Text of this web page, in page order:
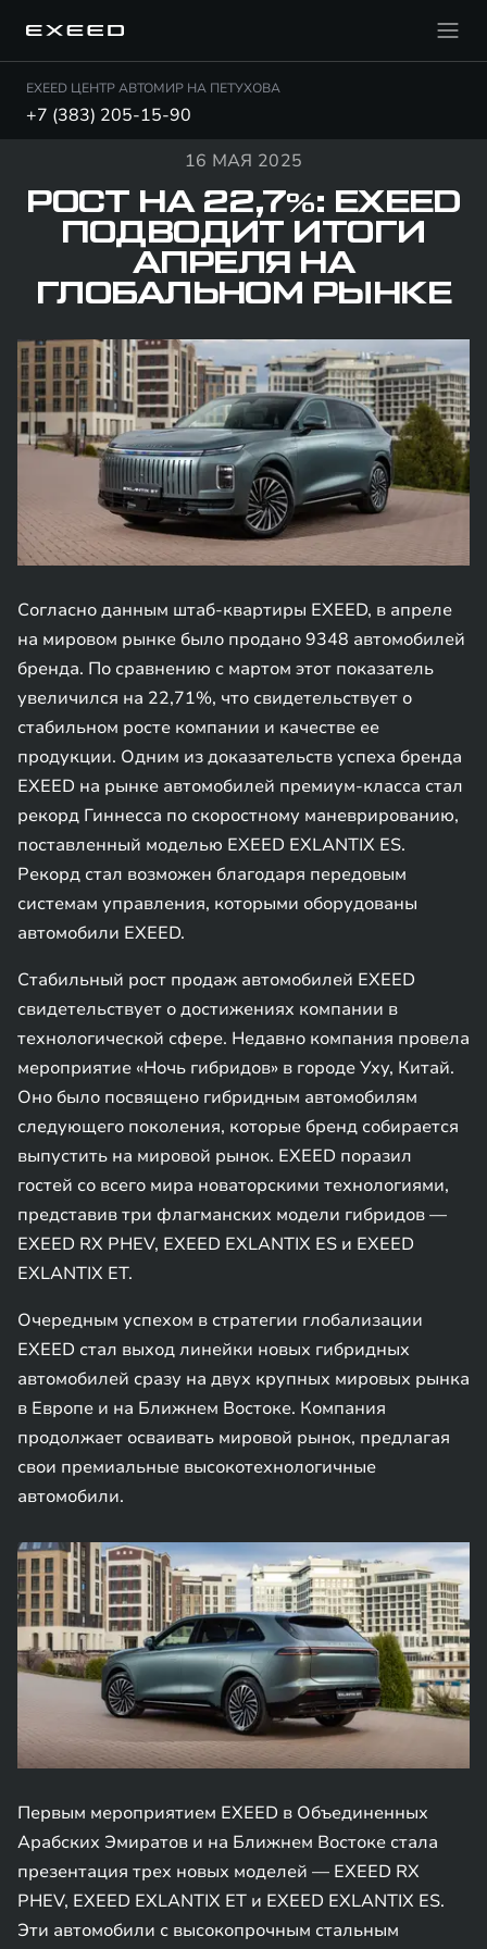
EXEED ЦЕНТР АВТОМИР НА ПЕТУХОВА
+7 (383) 205-15-90
16 МАЯ 2025
РОСТ НА 22,7%: EXEED
ПОДВОДИТ ИТОГИ
АПРЕЛЯ НА
ГЛОБАЛЬНОМ РЫНКЕ
Согласно данным штаб-квартиры EXEED, в апреле
на мировом рынке было продано 9348 автомобилей
бренда. По сравнению с мартом этот показатель
увеличился на 22,71%, что свидетельствует о
стабильном росте компании и качестве ее
продукции. Одним из доказательств успеха бренда
EXEED на рынке автомобилей премиум-класса стал
рекорд Гиннесса по скоростному маневрированию,
поставленный моделью EXEED EXLANTIX ES.
Рекорд стал возможен благодаря передовым
системам управления, которыми оборудованы
автомобили EXEED.
Стабильный рост продаж автомобилей EXEED
свидетельствует о достижениях компании в
технологической сфере. Недавно компания провела
мероприятие «Ночь гибридов» в городе Уху, Китай.
Оно было посвящено гибридным автомобилям
следующего поколения, которые бренд собирается
выпустить на мировой рынок. EXEED поразил
гостей со всего мира новаторскими технологиями,
представив три флагманских модели гибридов —
EXEED RX PHEV, EXEED EXLANTIX ES и EXEED
EXLANTIX ET.
Очередным успехом в стратегии глобализации
EXEED стал выход линейки новых гибридных
автомобилей сразу на двух крупных мировых рынка
в Европе и на Ближнем Востоке. Компания
продолжает осваивать мировой рынок, предлагая
свои премиальные высокотехнологичные
автомобили.
Первым мероприятием EXEED в Объединенных
Арабских Эмиратов и на Ближнем Востоке стала
презентация трех новых моделей — EXEED RX
PHEV, EXEED EXLANTIX ET и EXEED EXLANTIX ES.
Эти автомобили с высокопрочным стальным